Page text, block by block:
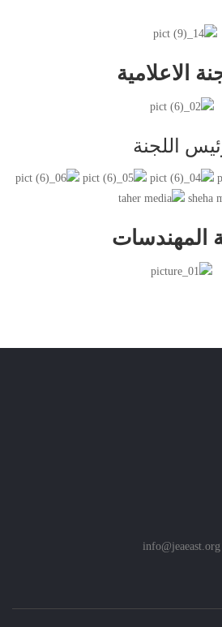
الاعلامية
اللجنة
المهندسات
info@jeaeast.org